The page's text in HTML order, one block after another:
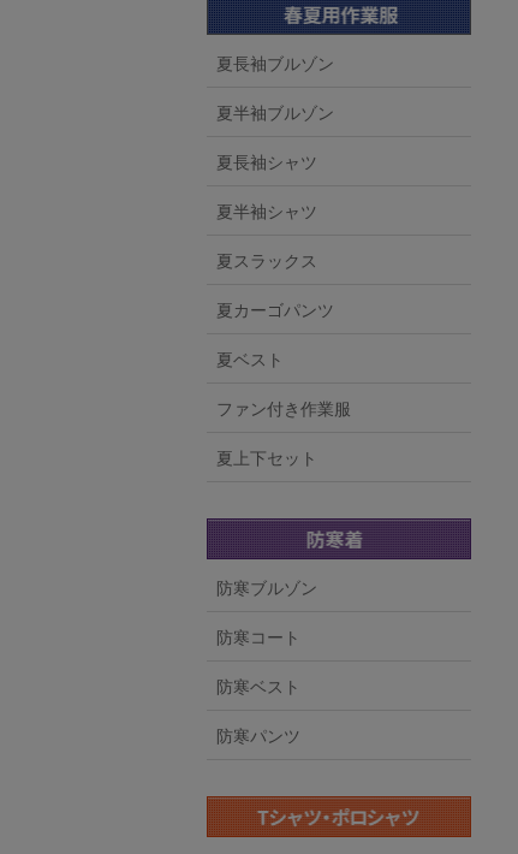
夏長袖ブルゾン
夏半袖ブルゾン
夏長袖シャツ
夏半袖シャツ
夏スラックス
夏カーゴパンツ
夏ベスト
ファン付き作業服
夏上下セット
防寒ブルゾン
防寒コート
防寒ベスト
防寒パンツ